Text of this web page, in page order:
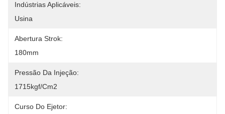
Indústrias Aplicáveis:
Usina
Abertura Strok:
180mm
Pressão Da Injeção:
1715kgf/cm2
Curso Do Ejetor: